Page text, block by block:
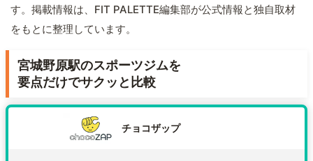
す。掲載情報は、FIT PALETTE編集部が公式情報と独自取材
をもとに整理しています。
宮城野原駅のスポーツジムを
要点だけでサクッと比較
チョコザップ